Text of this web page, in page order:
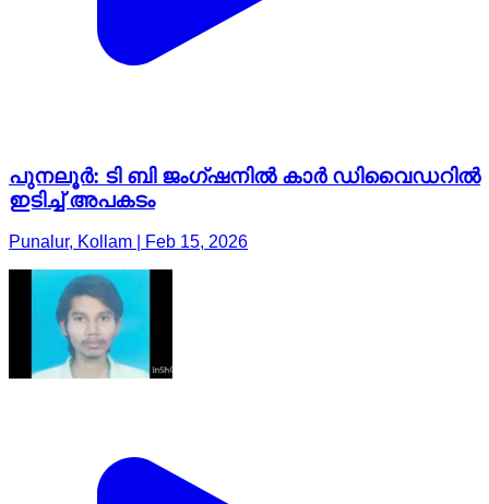
പുനലൂർ: ടി ബി ജംഗ്ഷനിൽ കാർ ഡിവൈഡറിൽ
ഇടിച്ച് അപകടം
Punalur, Kollam | Feb 15, 2026